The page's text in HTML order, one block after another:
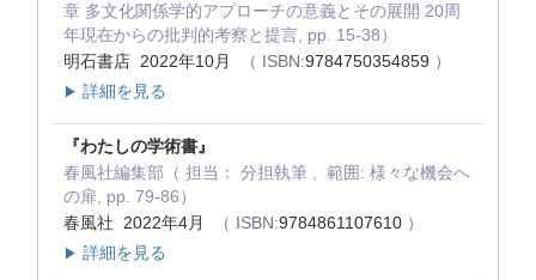
章 多文化関係学的アプローチの意義とその展開 20周
年現在からの批判的考察と提言, pp. 15-38）
明石書店 2022年10月
（ ISBN:9784750354859 ）
▶ 詳細を見る
『わたしの学術書』
春風社編集部（ 担当： 分担執筆 , 範囲: 様々な機会へ
の扉, pp. 79-86）
春風社 2022年4月
（ ISBN:9784861107610 ）
▶ 詳細を見る